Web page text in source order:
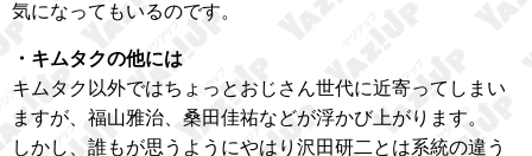
気になってもいるのです。
・キムタクの他には
キムタク以外ではちょっとおじさん世代に近寄ってしまい
ますが、福山雅治、桑田佳祐などが浮かび上がります。
しかし、誰もが思うようにやはり沢田研二とは系統の違う